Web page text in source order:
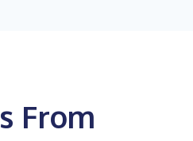
From